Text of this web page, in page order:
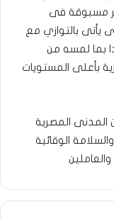
مسبوقة فى
يأتى بالتوازي مع
بما لمسه من
بأعلى المستويات
المدنى المصرية
الوقائية